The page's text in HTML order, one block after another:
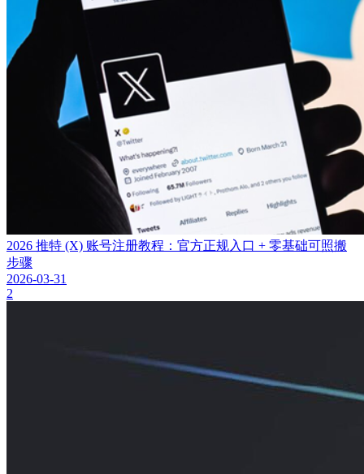
2026 推特 (X) 账号注册教程：官方正规入口 + 零基础可照搬
步骤
2026-03-31
2